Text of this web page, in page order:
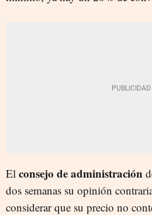
El consejo de administración
dos semanas su opinión
considerar que su precio no